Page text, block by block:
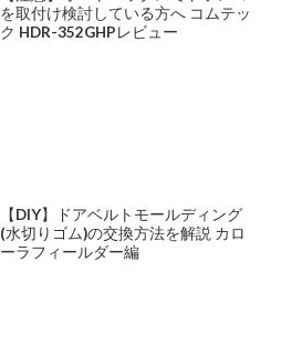
を取付け検討している方へ コムテッ
ク HDR-352GHPレビュー
【DIY】ドアベルトモールディング
(水切りゴム)の交換方法を解説 カロ
ーラフィールダー編